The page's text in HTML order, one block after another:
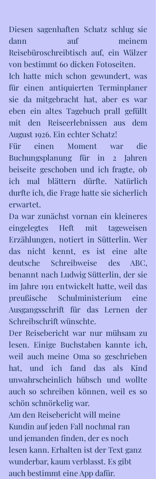
Diesen sagenhaften Schatz schlug sie
dann auf meinem
Reisebüroschreibtisch auf, ein Wälzer
von bestimmt 60 dicken Fotoseiten.
Ich hatte mich schon gewundert, was
für einen antiquierten Terminplaner
sie da mitgebracht hat, aber es war
eben ein altes Tagebuch prall gefüllt
mit den Reiseerlebnissen aus dem
August 1926. Ein echter Schatz!
Für einen Moment war die
Buchungsplanung für in 2 Jahren
beiseite geschoben und ich fragte, ob
ich mal blättern dürfte. Natürlich
durfte ich, die Frage hatte sie sicherlich
erwartet.
Da war zunächst vornan ein kleineres
eingelegtes Heft mit tageweisen
Erzählungen, notiert in Sütterlin. Wer
das nicht kennt, es ist eine alte
deutsche Schreibweise des ABC,
benannt nach Ludwig Sütterlin, der sie
im Jahre 1911 entwickelt hatte, weil das
preußische Schulministerium eine
Ausgangsschrift für das Lernen der
Schreibschrift wünschte.
Der Reisebericht war nur mühsam zu
lesen. Einige Buchstaben kannte ich,
weil auch meine Oma so geschrieben
hat, und ich fand das als Kind
unwahrscheinlich hübsch und wollte
auch so schreiben können, weil es so
schön schnörkelig war.
Am den Reisebericht will meine
Kundin auf jeden Fall nochmal ran
und jemanden finden, der es noch
lesen kann. Erhalten ist der Text ganz
wunderbar, kaum verblasst. Es gibt
auch bestimmt eine App dafür.